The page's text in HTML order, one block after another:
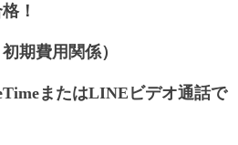
！
期費用関係）
またはLINEビデオ通話で